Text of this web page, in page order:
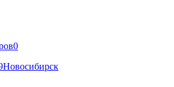
0
Новосибирск